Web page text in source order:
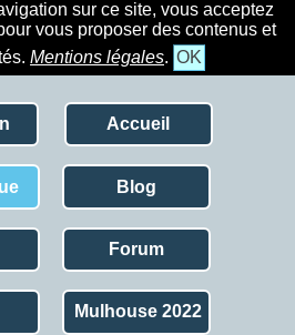
sur ce site, vous acceptez
vous proposer des contenus et
Mentions légales. OK
Accueil
Blog
Forum
Mulhouse 2022